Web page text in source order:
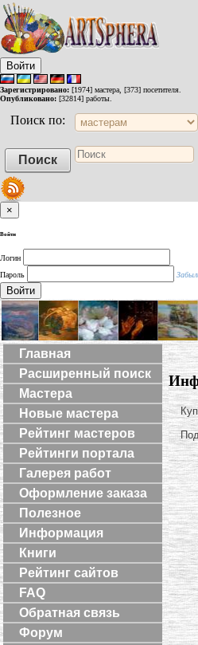
Войти
Зарегистрировано: [1974] мастера, [373] посетителя.
Опубликовано: [32814] работы.
Поиск по:
×
Войти
Логин
Пароль
Войти
Главная
Расширенный поиск
Мастера
Новые мастера
Рейтинг мастеров
Рейтинги портала
Галерея работ
Оформление заказа
Полезное
Информация
Книги
Рейтинг сайтов
FAQ
Обратная связь
Форум